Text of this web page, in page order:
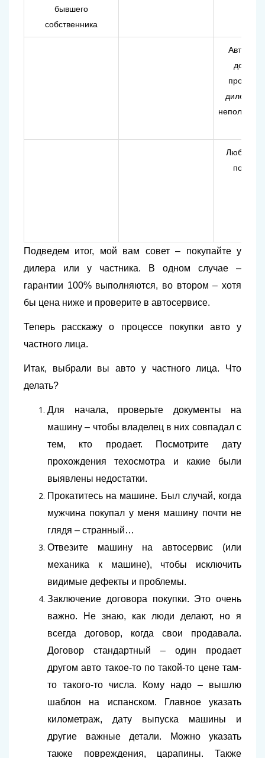
бывшего
собственника
Авто по
должно
проблем,
дилер
неполадки
Любые
после
Подведем итог, мой вам совет – покупайте у
дилера или у частника. В одном случае –
гарантии 100% выполняются, во втором – хотя
бы цена ниже и проверите в автосервисе.
Теперь расскажу о процессе покупки авто у
частного лица.
Итак, выбрали вы авто у частного лица. Что
делать?
Для начала, проверьте документы на
машину – чтобы владелец в них совпадал с
тем, кто продает. Посмотрите дату
прохождения техосмотра и какие были
выявлены недостатки.
Прокатитесь на машине. Был случай, когда
мужчина покупал у меня машину почти не
глядя – странный…
Отвезите машину на автосервис (или
механика к машине), чтобы исключить
видимые дефекты и проблемы.
Заключение договора покупки. Это очень
важно. Не знаю, как люди делают, но я
всегда договор, когда свои продавала.
Договор стандартный – один продает
другом авто такое-то по такой-то цене там-
то такого-то числа. Кому надо – вышлю
шаблон на испанском. Главное указать
километраж, дату выпуска машины и
другие важные детали. Можно указать
также повреждения, царапины. Также